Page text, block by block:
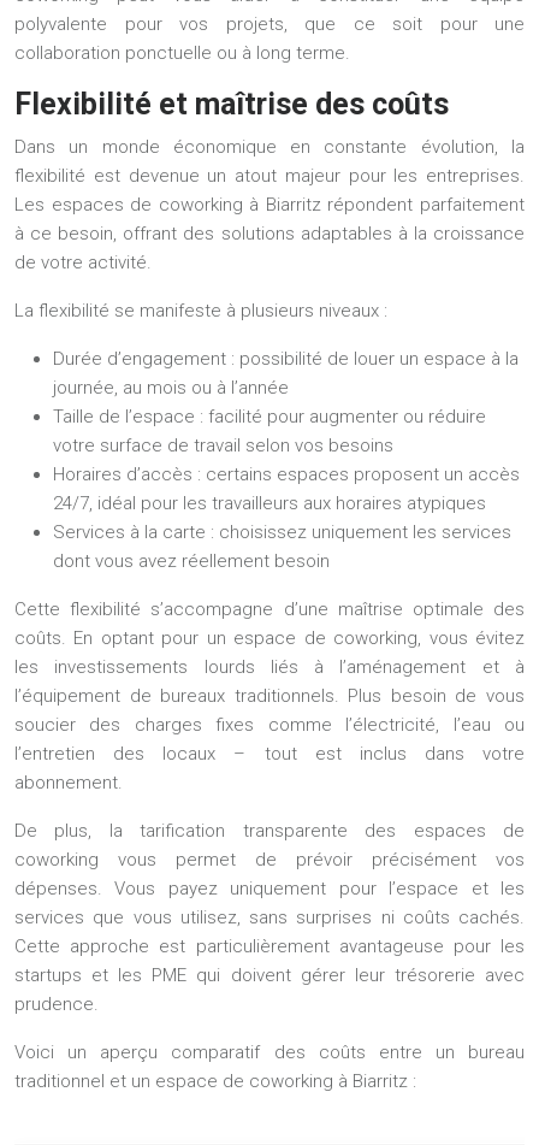
polyvalente pour vos projets, que ce soit pour une
collaboration ponctuelle ou à long terme.
Flexibilité et maîtrise des coûts
Dans un monde économique en constante évolution, la
flexibilité est devenue un atout majeur pour les entreprises.
Les espaces de coworking à Biarritz répondent parfaitement
à ce besoin, offrant des solutions adaptables à la croissance
de votre activité.
La flexibilité se manifeste à plusieurs niveaux :
Durée d’engagement : possibilité de louer un espace à la
journée, au mois ou à l’année
Taille de l’espace : facilité pour augmenter ou réduire
votre surface de travail selon vos besoins
Horaires d’accès : certains espaces proposent un accès
24/7, idéal pour les travailleurs aux horaires atypiques
Services à la carte : choisissez uniquement les services
dont vous avez réellement besoin
Cette flexibilité s’accompagne d’une maîtrise optimale des
coûts. En optant pour un espace de coworking, vous évitez
les investissements lourds liés à l’aménagement et à
l’équipement de bureaux traditionnels. Plus besoin de vous
soucier des charges fixes comme l’électricité, l’eau ou
l’entretien des locaux – tout est inclus dans votre
abonnement.
De plus, la tarification transparente des espaces de
coworking vous permet de prévoir précisément vos
dépenses. Vous payez uniquement pour l’espace et les
services que vous utilisez, sans surprises ni coûts cachés.
Cette approche est particulièrement avantageuse pour les
startups et les PME qui doivent gérer leur trésorerie avec
prudence.
Voici un aperçu comparatif des coûts entre un bureau
traditionnel et un espace de coworking à Biarritz :